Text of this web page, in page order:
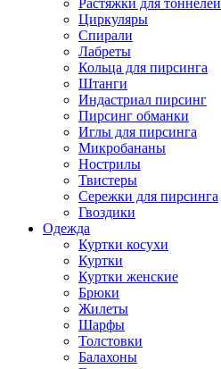
Растяжки для тоннелей
Циркуляры
Спирали
Лабреты
Кольца для пирсинга
Штанги
Индастриал пирсинг
Пирсинг обманки
Иглы для пирсинга
Микробананы
Нострилы
Твистеры
Сережки для пирсинга
Гвоздики
Одежда
Куртки косухи
Куртки
Куртки женские
Брюки
Жилеты
Шарфы
Толстовки
Балахоны